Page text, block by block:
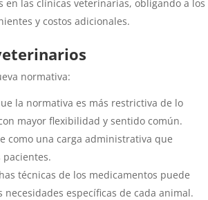
las clínicas veterinarias, obligando a los
y costos adicionales.​
normativa:​
la normativa es más restrictiva de lo
mayor flexibilidad y sentido común.
como una carga administrativa que
técnicas de los medicamentos puede
específicas de cada animal.